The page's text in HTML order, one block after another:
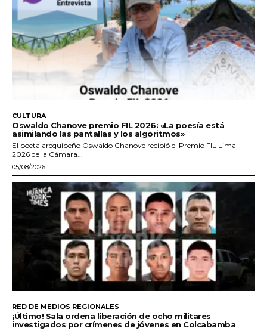
CULTURA
Oswaldo Chanove premio FIL 2026: «La poesía está
asimilando las pantallas y los algoritmos»
El poeta arequipeño Oswaldo Chanove recibió el Premio FIL Lima
2026 de la Cámara...
05/08/2026
RED DE MEDIOS REGIONALES
¡Último! Sala ordena liberación de ocho militares
investigados por crímenes de jóvenes en Colcabamba